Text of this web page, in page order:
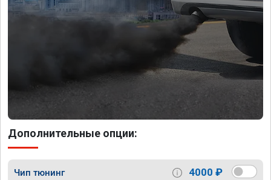
Дополнительные опции:
Чип тюнинг 4000 ₽